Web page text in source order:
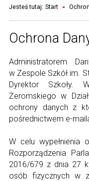
Jesteś tutaj: Start
Ochrona
Administratorem
w Zespole Szkół im.
Dyrektor Szkoły.
Żeromskiego w
ochrony danych z
pośrednictwem e-
W celu wypełnienia
Rozporządzenia
2016/679 z dnia 27
osób fizycznych w